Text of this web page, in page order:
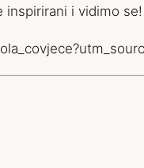
i vidimo se!